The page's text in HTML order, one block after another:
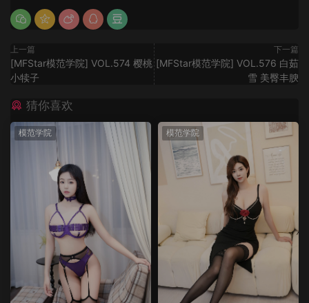
上一篇
[MFStar模范学院] VOL.574 樱桃
小犊子
下一篇
[MFStar模范学院] VOL.576 白茹
雪 美臀丰腴
猜你喜欢
模范学院 模范学院